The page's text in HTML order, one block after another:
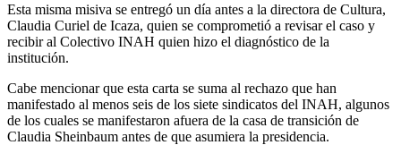
Esta misma misiva se entregó un día antes a la directora de Cultura,
Claudia Curiel de Icaza, quien se comprometió a revisar el caso y
recibir al Colectivo INAH quien hizo el diagnóstico de la
institución.
Cabe mencionar que esta carta se suma al rechazo que han
manifestado al menos seis de los siete sindicatos del INAH, algunos
de los cuales se manifestaron afuera de la casa de transición de
Claudia Sheinbaum antes de que asumiera la presidencia.